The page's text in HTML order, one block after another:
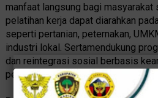
manfaat langsung bagi masyarakat
pelatihan kerja dapat diarahkan
seperti pertanian, peternakan,
industri lokal. Sertamendukung
dan reintegrasi sosial berbasis
pemberdayaan warga.